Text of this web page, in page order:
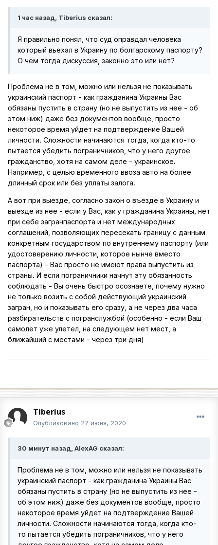
1 час назад, Tiberius сказал:
Я правильно понял, что суд оправдал человека
который вьехал в Украину по болгарскому паспорту?
О чем тогда дискуссия, законно это или нет?
Проблема не в том, можно или нельзя не показывать
украинский паспорт - как гражданина Украины Вас
обязаны пустить в страну (но не выпустить из нее - об
этом ниж) даже без документов вообще, просто
некоторое время уйдет на подтверждение Вашей
личности. Сложности начинаются тогда, когда кто-то
пытается убедить пограничников, что у него другое
гражданство, хотя на самом деле - украинское.
Например, с целью временного ввоза авто на более
длинный срок или без уплаты залога.
А вот при выезде, согласно закон о въезде в Украину и
выезде из нее - если у Вас, как у гражданина Украины, нет
при себе загранпаспорта и нет международных
соглашений, позволяющих пересекать границу с данным
конкретным государством по внутреннему паспорту (или
удостоверению личности, которое нынче вместо
паспорта) - Вас просто не имеют права выпустить из
страны. И если пограничники начнут эту обязанность
соблюдать - Вы очень быстро осознаете, почему нужно
не только возить с собой действующий украинский
загран, но и показывать его сразу, а не через два часа
разбирательств с погранслужбой (особенно - если Ваш
самолет уже улетел, на следующем нет мест, а
ближайший с местами - через три дня)
Tiberius
Опубликовано 27 июня, 2020
30 минут назад, AlexAG сказал:
Проблема не в том, можно или нельзя не показывать
украинский паспорт - как гражданина Украины Вас
обязаны пустить в страну (но не выпустить из нее -
об этом ниж) даже без документов вообще, просто
некоторое время уйдет на подтверждение Вашей
личности. Сложности начинаются тогда, когда кто-
то пытается убедить пограничников, что у него